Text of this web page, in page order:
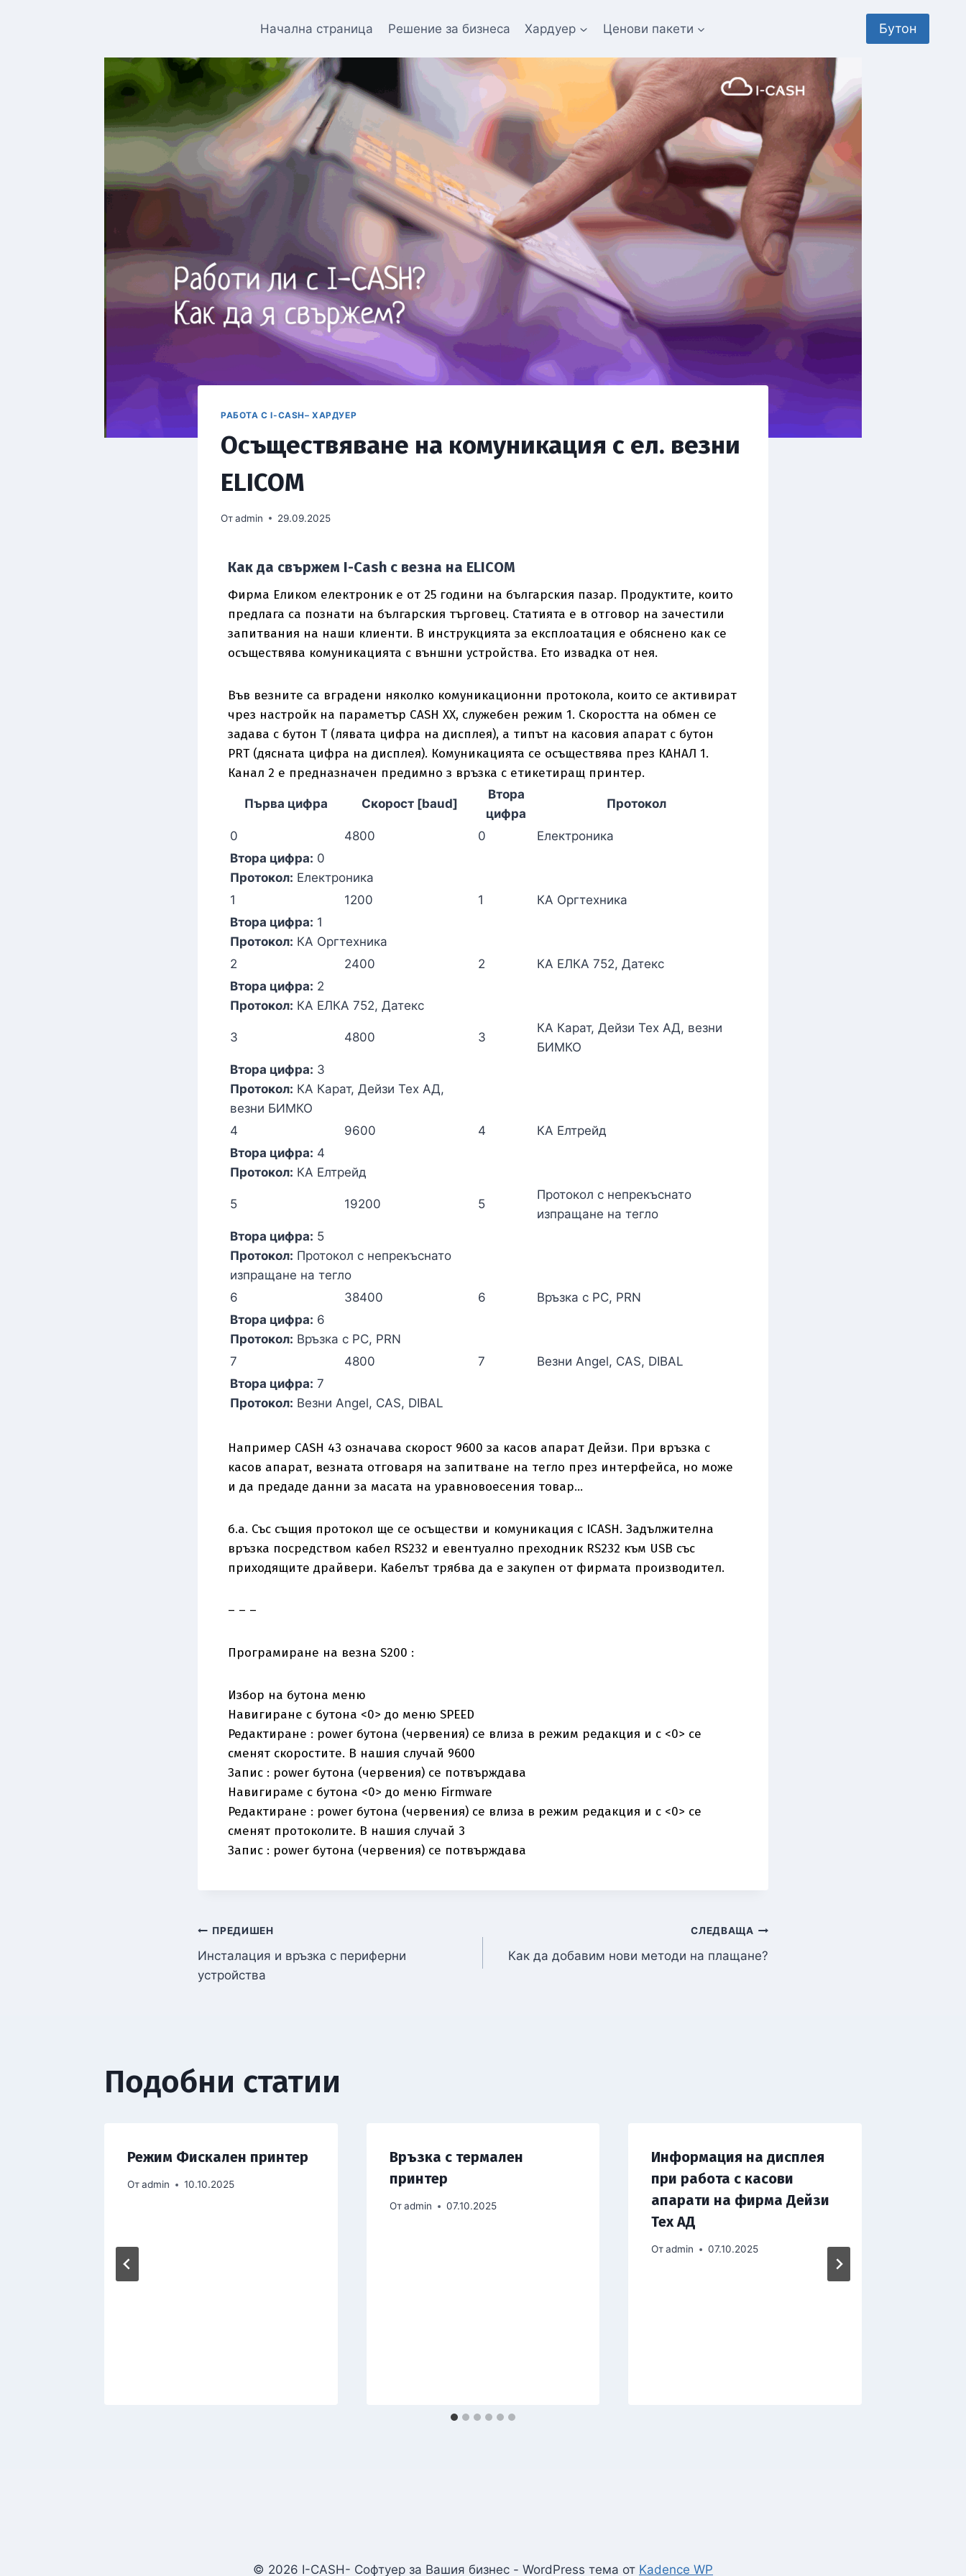
Начална страница Решение за бизнеса Хардуер Ценови пакети Бутон
РАБОТА С I-CASH– ХАРДУЕР
Oсъществяване на комуникация с ел. везни
ELICOM
Отadmin 29.09.2025
Как да свържем I-Cash с везна на ELICOM
Фирма Еликом електроник е от 25 години на българския пазар. Продуктите, които
предлага са познати на българския търговец. Статията е в отговор на зачестили
запитвания на наши клиенти. В инструкцията за експлоатация е обяснено как се
осъществява комуникацията с външни устройства. Ето извадка от нея.
Във везните са вградени няколко комуникационни протокола, които се активират
чрез настройк на параметър CASH XX, служебен режим 1. Скоростта на обмен се
задава с бутон T (лявата цифра на дисплея), а типът на касовия апарат с бутон
PRT (дясната цифра на дисплея). Комуникацията се осъществява през КАНАЛ 1.
Канал 2 е предназначен предимно з връзка с етикетиращ принтер.
Първа цифра Скорост [baud]
Втора
цифра
Протокол
0 4800 0
Електроника
Втора цифра: 0
Протокол: Електроника
1
1200 1
КА Оргтехника
Втора цифра: 1
Протокол: КА Оргтехника
2
2400 2
КА ЕЛКА 752, Датекс
Втора цифра: 2
Протокол: КА ЕЛКА 752, Датекс
3 4800 3
КА Карат, Дейзи Тех АД, везни
БИМКО
Втора цифра: 3
Протокол: КА Карат, Дейзи Тех АД,
везни БИМКО
4
9600 4
КА Елтрейд
Втора цифра: 4
Протокол: КА Елтрейд
5 19200 5
Протокол с непрекъснато
изпращане на тегло
Втора цифра: 5
Протокол: Протокол с непрекъснато
изпращане на тегло
6
38400 6
Връзка с PC, PRN
Втора цифра: 6
Протокол: Връзка с PC, PRN
7
4800 7
Везни Angel, CAS, DIBAL
Втора цифра: 7
Протокол: Везни Angel, CAS, DIBAL
Например CASH 43 означава скорост 9600 за касов апарат Дейзи. При връзка с
касов апарат, везната отговаря на запитване на тегло през интерфейса, но може
и да предаде данни за масата на уравновоесения товар…
б.а. Със същия протокол ще се осъществи и комуникация с ICASH. Задължителна
връзка посредством кабел RS232 и евентуално преходник RS232 към USB със
приходящите драйвери. Кабелът трябва да е закупен от фирмата производител.
– – –
Програмиране на везна S200 :
Избор на бутона меню
Навигиране с бутона <0> до меню SPEED
Редактиране : power бутона (червения) се влиза в режим редакция и с <0> се
сменят скоростите. В нашия случай 9600
Запис : power бутона (червения) се потвърждава
Навигираме с бутона <0> до меню Firmware
Редактиране : power бутона (червения) се влиза в режим редакция и с <0> се
сменят протоколите. В нашия случай 3
Запис : power бутона (червения) се потвърждава
ПРЕДИШЕН
Инсталация и връзка с периферни
устройства
СЛЕДВАЩА
Как да добавим нови методи на плащане?
Подобни статии
Режим Фискален принтер
Отadmin 10.10.2025
Връзка с термален
принтер
От admin 07.10.2025
Информация на дисплея
при работа с касови
апарати на фирма Дейзи
Тех АД
От admin 07.10.2025
© 2026 I-CASH- Софтуер за Вашия бизнес - WordPress тема от Kadence WP